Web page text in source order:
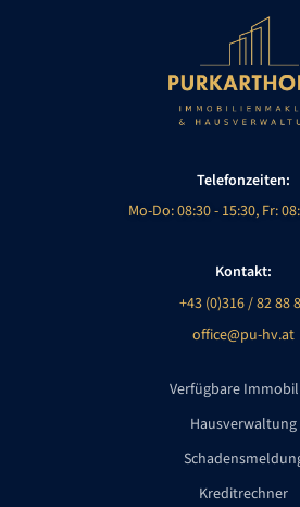
Telefonzeiten:
Mo-Do: 08:30 - 15:30, Fr:
Kontakt:
+43 (0)316 / 82 88
office@pu-hv.at
Verfügbare
Hausverwaltung
Kreditrechner